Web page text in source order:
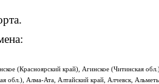
(Красноярский край), Агинское (Читинская
обл.), Алма-Ата, Алтайский край, Алчевск,